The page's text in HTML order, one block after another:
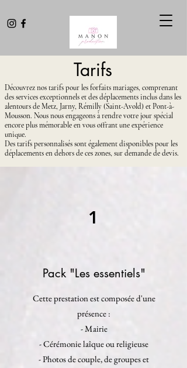
Tarifs
Découvrez nos tarifs pour les forfaits mariages, comprenant
des services exceptionnels et des déplacements inclus dans les
alentours de Metz, Jarny, Rémilly (Saint-Avold) et Pont-à-
Mousson. Nous nous engageons à rendre votre jour spécial
encore plus mémorable en vous offrant une expérience
unique.
Des tarifs personnalisés sont également disponibles pour les
déplacements en dehors de ces zones, sur demande de devis.
1
Pack "Les essentiels"
Cette prestation est composée d'une
présence :
- Mairie
- Cérémonie laîque ou religieuse
- Photos de couple, de groupes et